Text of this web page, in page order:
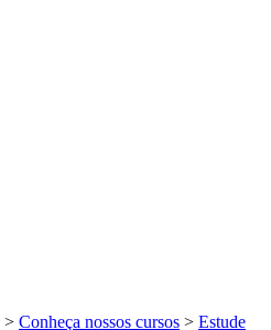
> Conheça nossos cursos > Estude